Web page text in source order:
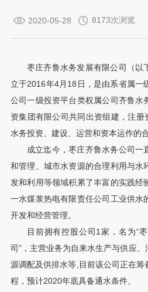
2020-05-28 8173次浏览
枣庄齐鲁水务发展有限公司（以
立于2016年4月18日，是由系省属一
公司一级投资平台类权属公司齐鲁水
资集团有限公司共同出资组建，注
水务投资、建设、运营和资本运作的
成立迄今，枣庄齐鲁水务公司一
和管理、城市水资源的合理利用与水
发和利用等领域积累了丰富的实践经
一水煤浆热电有限责任公司工业供水
开发和经营管理。
目前拥有控股公司1家，名为“
司”，主营业务为自来水生产与供应
源调配及供排水等,目前该公司正在
程，预计2020年底具备通水条件。